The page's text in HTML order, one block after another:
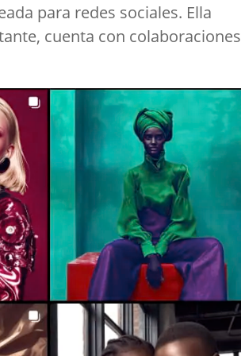
para redes sociales. Ella
cuenta con colaboraciones